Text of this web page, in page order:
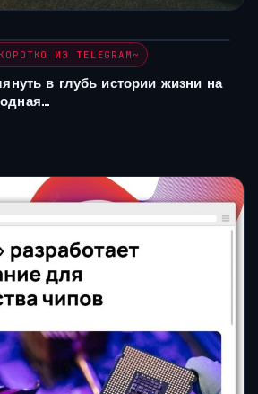
ИЗ TELEGRAM~
в глубь истории жизни на